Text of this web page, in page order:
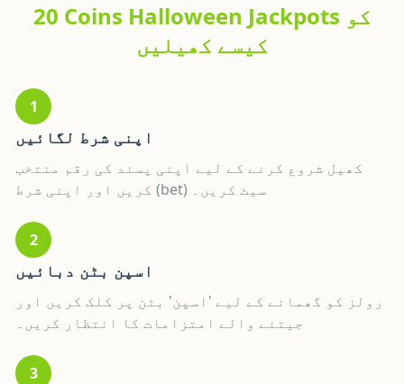
20 Coins Halloween Jackpots کو
کیسے کھیلیں
1
اپنی شرط لگائیں
کھیل شروع کرنے کے لیے اپنی پسند کی رقم منتخب
کریں اور اپنی شرط (bet) سیٹ کریں۔
2
اسپن بٹن دبائیں
رولز کو گھمانے کے لیے 'اسپن' بٹن پر کلک کریں اور
جیتنے والے امتزامات کا انتظار کریں۔
3